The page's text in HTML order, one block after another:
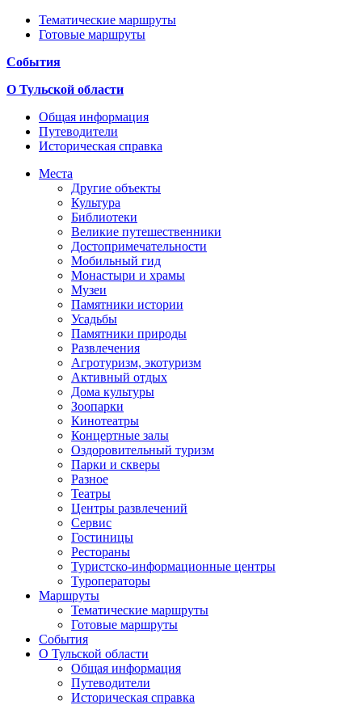
Тематические маршруты
Готовые маршруты
События
О Тульской области
Общая информация
Путеводители
Историческая справка
Места
Другие объекты
Культура
Библиотеки
Великие путешественники
Достопримечательности
Мобильный гид
Монастыри и храмы
Музеи
Памятники истории
Усадьбы
Памятники природы
Развлечения
Агротуризм, экотуризм
Активный отдых
Дома культуры
Зоопарки
Кинотеатры
Концертные залы
Оздоровительный туризм
Парки и скверы
Разное
Театры
Центры развлечений
Сервис
Гостиницы
Рестораны
Туристско-информационные центры
Туроператоры
Маршруты
Тематические маршруты
Готовые маршруты
События
О Тульской области
Общая информация
Путеводители
Историческая справка